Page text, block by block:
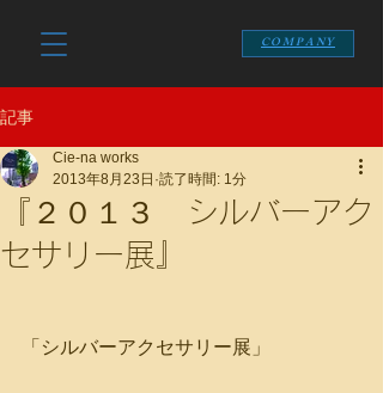
COMPANY
記事
『２０１３ シルバーアク
セサリー展』
Cie-na works
2013年8月23日 読了時間: 1分
「シルバーアクセサリー展」